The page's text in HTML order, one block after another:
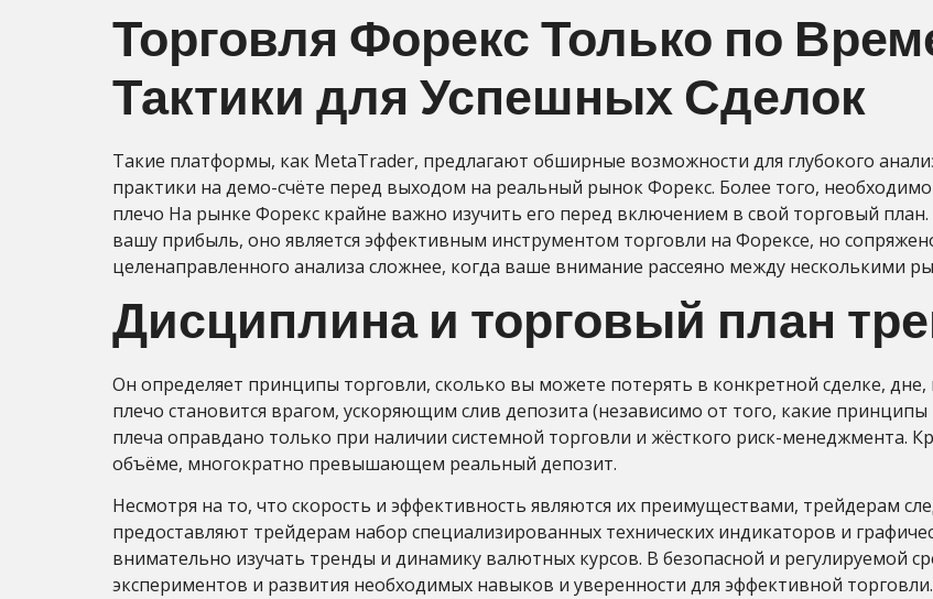
Торговля Форекс Только по
Тактики для Успешных Сделок
Такие платформы, как MetaTrader, предлагают обширные возможности для глубокого
практики на демо-счёте перед выходом на реальный рынок Форекс. Более того,
плечо На рынке Форекс крайне важно изучить его перед включением в свой торговый
вашу прибыль, оно является эффективным инструментом торговли на Форексе, но
целенаправленного анализа сложнее, когда ваше внимание рассеяно между несколькими
Дисциплина и торговый план
Он определяет принципы торговли, сколько вы можете потерять в конкретной сделке, дне,
плечо становится врагом, ускоряющим слив депозита (независимо от того, какие
плеча оправдано только при наличии системной торговли и жёсткого риск-менеджмента.
объёме, многократно превышающем реальный депозит.
Несмотря на то, что скорость и эффективность являются их преимуществами, трейдерам
предоставляют трейдерам набор специализированных технических индикаторов и
внимательно изучать тренды и динамику валютных курсов. В безопасной и регулируемой
экспериментов и развития необходимых навыков и уверенности для эффективной торговли.